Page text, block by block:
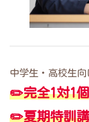
中学生・高校生
✏️完全1対1
✏️夏期特訓